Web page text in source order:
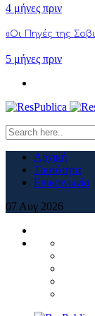
4 μήνες πριν
«Οι Πηγές της
5 μήνες πριν
Αρχική
Ταυτότητα
Επικοινωνία
07Αυγ 2026